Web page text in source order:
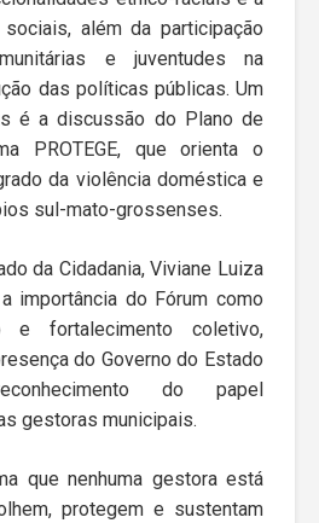
além da participação
e juventudes na
das políticas públicas. Um
é a discussão do Plano de
PROTEGE, que orienta o
da violência doméstica e
sul-mato-grossenses.
da Cidadania, Viviane Luiza
importância do Fórum como
e fortalecimento coletivo,
do Governo do Estado
do papel
gestoras municipais.
que nenhuma gestora está
protegem e sustentam